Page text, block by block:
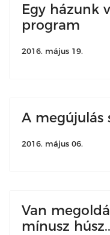
Egy házunk
program
2016. május 19.
A megújulás
2016. május 06.
Van
mínusz